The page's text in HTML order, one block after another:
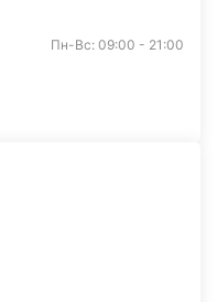
Пн-Вс: 09:00 - 21:00